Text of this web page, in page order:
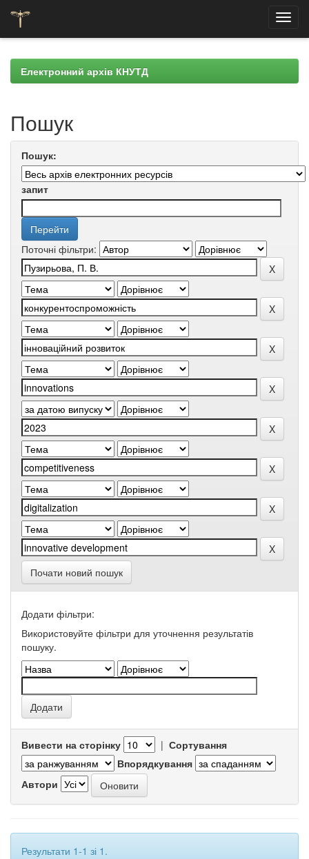
navigationЕлектронний архів КНУТД
Пошук
Пошук:
запит
Поточні фільтри:
Почати новий пошук
Додати фільтри:
Використовуйте фільтри для уточнення результатів
пошуку.
Вивести на сторінку | Сортування
Впорядкування
Автори
Результати 1-1 зі 1.